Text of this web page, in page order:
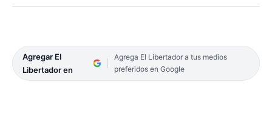
Agregar El
Libertador en
Agrega El Libertador a tus medios
preferidos en Google